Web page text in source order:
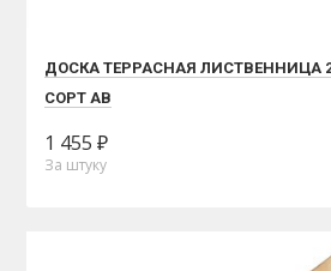
ДОСКА ТЕРРАСНАЯ ЛИСТВЕННИЦА
СОРТ АВ
1 455 ₽
За штуку